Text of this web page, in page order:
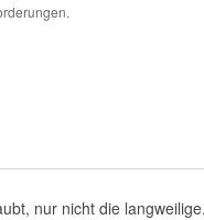
nur nicht die